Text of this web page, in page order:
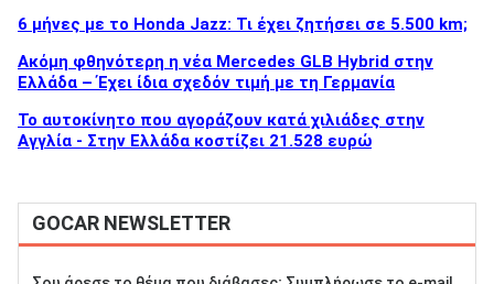
6 μήνες με το Honda Jazz: Τι έχει ζητήσει σε 5.500 km;
Ακόμη φθηνότερη η νέα Mercedes GLB Hybrid στην
Ελλάδα – Έχει ίδια σχεδόν τιμή με τη Γερμανία
To αυτοκίνητο που αγοράζουν κατά χιλιάδες στην
Αγγλία - Στην Ελλάδα κοστίζει 21.528 ευρώ
GOCAR NEWSLETTER